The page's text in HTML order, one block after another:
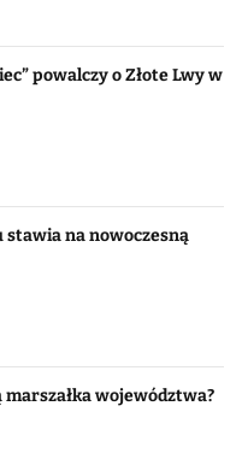
powalczy o Złote Lwy w
stawia na nowoczesną
województwa?